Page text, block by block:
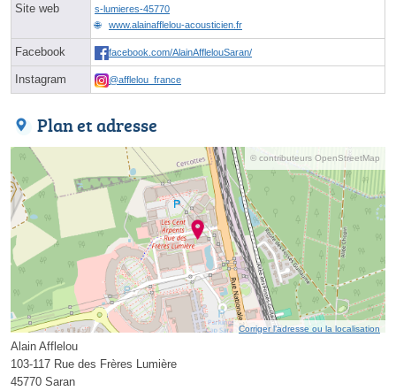
Site web
s-lumieres-45770
www.alainafflelou-acousticien.fr
Facebook facebook.com/AlainAfflelouSaran/
Instagram @afflelou_france
Plan et adresse
© contributeurs OpenStreetMap
Corriger l’adresse ou la localisation
Alain Afflelou
103-117 Rue des Frères Lumière
45770 Saran